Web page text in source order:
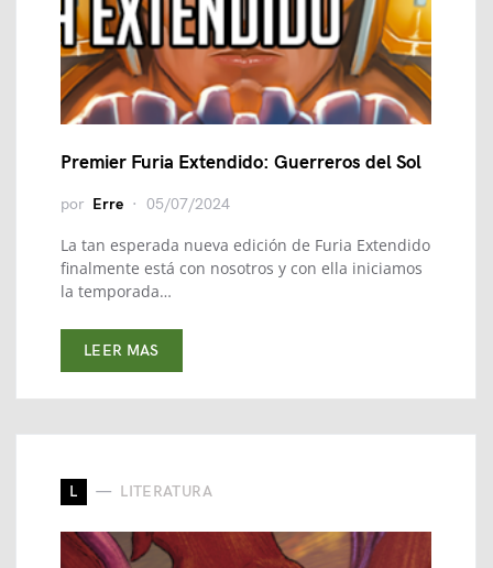
Premier Furia Extendido: Guerreros del Sol
por Erre 05/07/2024
La tan esperada nueva edición de Furia Extendido
finalmente está con nosotros y con ella iniciamos
la temporada…
LEER MAS
L LITERATURA